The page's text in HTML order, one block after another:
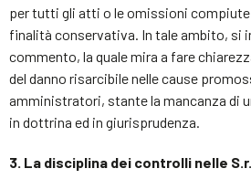
per tutti gli atti o le omissioni
finalità conservativa. In tale ambito, si
commento, la quale mira a fare
del danno risarcibile nelle cause
amministratori, stante la mancanza di
in dottrina ed in giurisprudenza.
3. La disciplina dei controlli nelle